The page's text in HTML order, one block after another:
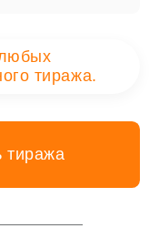
тиража.
тиража